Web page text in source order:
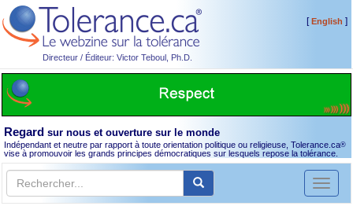
Directeur / Éditeur: Victor Teboul, Ph.D.
[English ]
Regard sur nous et ouverture sur le monde
Indépendant et neutre par rapport à toute orientation politique ou religieuse, Tolerance.ca®
vise à promouvoir les grands principes démocratiques sur lesquels repose la tolérance.
Toggle